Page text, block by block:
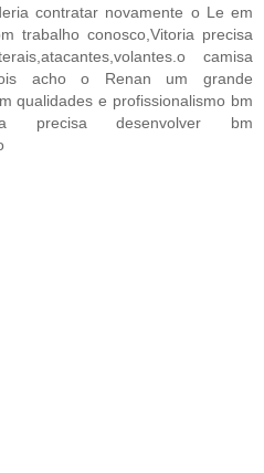
contratar novamente o Le em
trabalho conosco,Vitoria precisa
camisa
acho o Renan um grande
qualidades e profissionalismo bm
precisa desenvolver bm